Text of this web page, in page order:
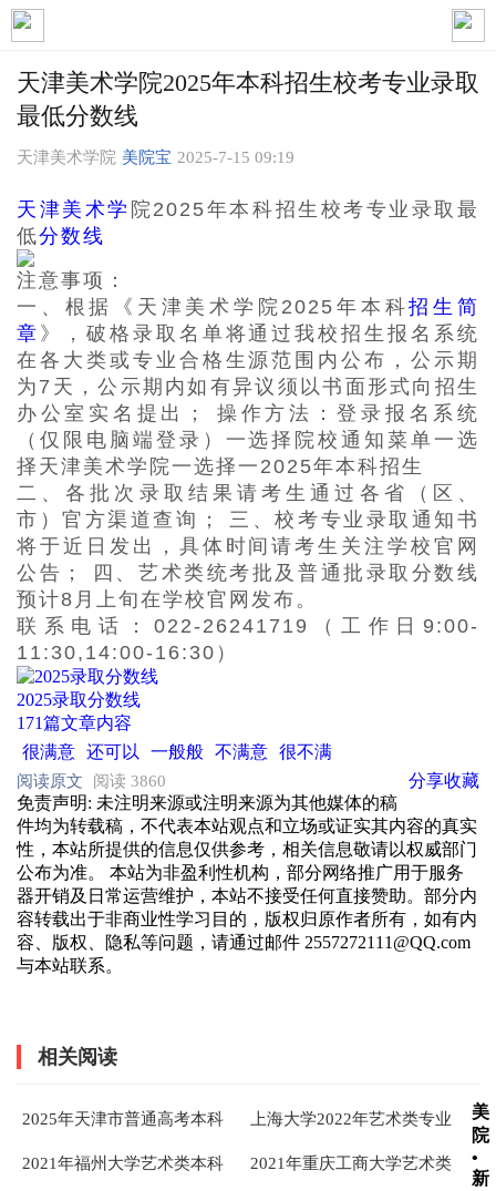
天津美术学院2025年本科招生校考专业录取
最低分数线
天津美术学院 美院宝 2025-7-15 09:19
天津美术学 院2025年本科招生校考专业录取最
低分数线
注意事项：
一、根据《天津美术学院 2025年本科招生简
章 》，破格录取名单将通过我校招生报名系统
在各大类或专业合格生源范围内公布，公示期
为 7天，公示期内如有异议须以书面形式向招生
办公室实名提出； 操作方法：登录报名系统
（仅限电脑端登录）一选择院校通知菜单一选
择天津美术学院一选择 一 2025年本科招生
二、各批次录取结果请考生通过各省（区、
市）官方渠道查询；
三、校考专业录取通知书
将于近日发出，具体时间请考生关注学校官网
公告；
四、艺术类统考批及普通批录取分数线
预计8月上旬在学校官网 发布。
联系电话： 022-26241719（工作日9:00-
11:30,14:00-16:30）
2025录取分数线
171篇文章内容
很满意 还可以 一般般 不满意 很不满
阅读原文 阅读 3860 收藏
分享
免责声明: 未注明来源或注明来源为其他媒体的稿
件均为转载稿，不代表本站观点和立场或证实其内容的真实
性，本站所提供的信息仅供参考，相关信息敬请以权威部门
公布为准。 本站为非盈利性机构，部分网络推广用于服务
器开销及日常运营维护，本站不接受任何直接赞助。部分内
容转载出于非商业性学习目的，版权归原作者所有，如有内
容、版权、隐私等问题，请通过邮件 2557272111@QQ.com
与本站联系。
相关阅读
2025年天津市普通高考本科
上海大学2022年艺术类专业
2021年福州大学艺术类本科
2021年重庆工商大学艺术类
美
院
•
新